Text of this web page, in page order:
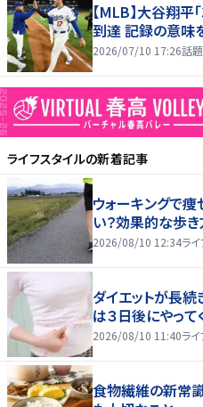
【MLB】大谷翔
到達 記録の意味
2026/07/10 17:26話
ライフスタイルの新着記事
ウォーキングで
い？効果的な歩
2026/08/10 12:34ラ
ダイエットが長
は３日後にやって
2026/08/10 11:40ラ
食物繊維の新常識